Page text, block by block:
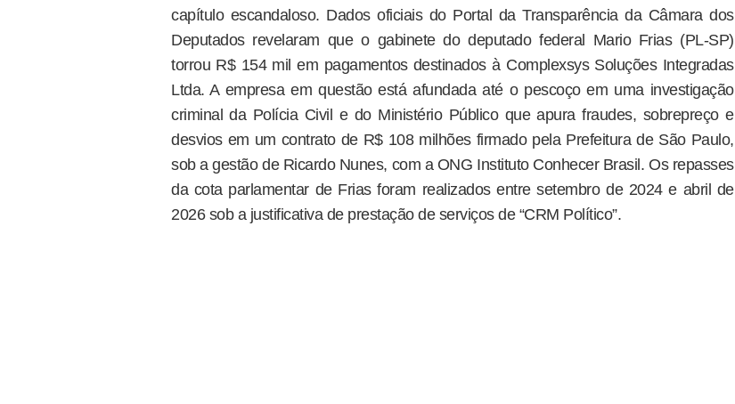
capítulo escandaloso. Dados oficiais do Portal da Transparência da Câmara dos
Deputados revelaram que o gabinete do deputado federal Mario Frias (PL-SP)
torrou R$ 154 mil em pagamentos destinados à Complexsys Soluções Integradas
Ltda. A empresa em questão está afundada até o pescoço em uma investigação
criminal da Polícia Civil e do Ministério Público que apura fraudes, sobrepreço e
desvios em um contrato de R$ 108 milhões firmado pela Prefeitura de São Paulo,
sob a gestão de Ricardo Nunes, com a ONG Instituto Conhecer Brasil. Os repasses
da cota parlamentar de Frias foram realizados entre setembro de 2024 e abril de
2026 sob a justificativa de prestação de serviços de “CRM Político”.